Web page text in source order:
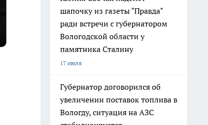
шапочку из газеты "Правда"
ради встречи с губернатором
Вологодской области у
памятника Сталину
17 июля
Губернатор договорился об
увеличении поставок топлива в
Вологду, ситуация на АЗС